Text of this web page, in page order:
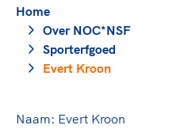
Algemene Vergadering
Raad van Toezicht en
Merkbescherming
Onze partners
Bonden en professionals
Beleidsmedewerkers
Trainer-coaches
Topsport
Atletencommissie
Home
Over NOC*NSF
Sporterfgoed
Evert Kroon
Naam: Evert Kroon